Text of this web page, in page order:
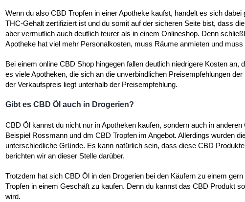
Wenn du also CBD Tropfen in einer Apotheke kaufst, handelt es sich
THC-Gehalt zertifiziert ist und du somit auf der sicheren Seite bist, dass
aber vermutlich auch deutlich teurer als in einem Onlineshop. Denn
Apotheke hat viel mehr Personalkosten, muss Räume anmieten und
Bei einem online CBD Shop hingegen fallen deutlich niedrigere Kosten
es viele Apotheken, die sich an die unverbindlichen Preisempfehlungen
der Verkaufspreis liegt unterhalb der Preisempfehlung.
Gibt es CBD Öl auch in Drogerien?
CBD Öl kannst du nicht nur in Apotheken kaufen, sondern auch in
Beispiel Rossmann und dm CBD Tropfen im Angebot. Allerdings wurden
unterschiedliche Gründe. Es kann natürlich sein, dass diese CBD
berichten wir an dieser Stelle darüber.
Trotzdem hat sich CBD Öl in den Drogerien bei den Käufern zu einem
Tropfen in einem Geschäft zu kaufen. Denn du kannst das CBD Produkt
wird.